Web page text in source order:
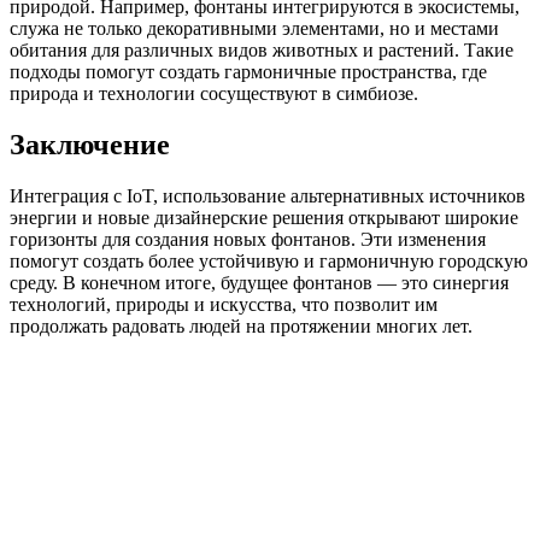
природой. Например, фонтаны интегрируются в экосистемы,
служа не только декоративными элементами, но и местами
обитания для различных видов животных и растений. Такие
подходы помогут создать гармоничные пространства, где
природа и технологии сосуществуют в симбиозе.
Заключение
Интеграция с IoT, использование альтернативных источников
энергии и новые дизайнерские решения открывают широкие
горизонты для создания новых фонтанов. Эти изменения
помогут создать более устойчивую и гармоничную городскую
среду. В конечном итоге, будущее фонтанов — это синергия
технологий, природы и искусства, что позволит им
продолжать радовать людей на протяжении многих лет.